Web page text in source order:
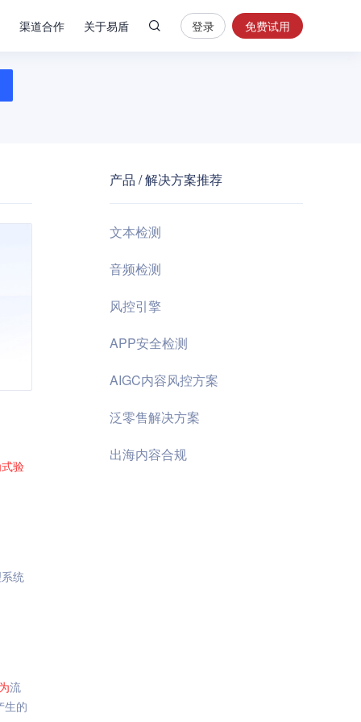
渠道合作 关于易盾
安
全
控
登录 免费试用
式验
统
流
生的
产品 / 解决方案推荐
文本检测
音频检测
风控引擎
APP安全检测
AIGC内容风控方案
泛零售解决方案
出海内容合规